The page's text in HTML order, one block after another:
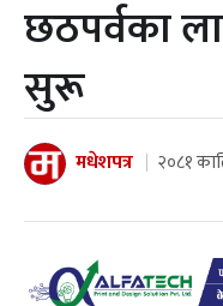
छठपर्वका
सुरू
मधेशपत्र २०८१